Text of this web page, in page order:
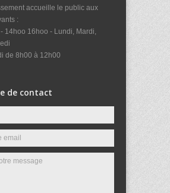
accueille le public aux
:
14hoo 16hoo - Lundi, Mardi,
de 8h00 à 12h00
de contact